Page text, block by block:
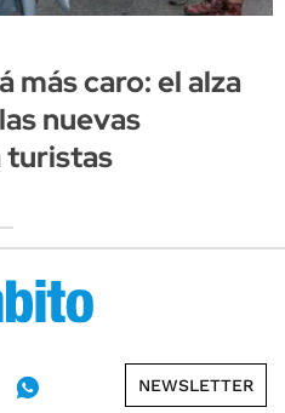
más caro: el alza
nuevas
turistas
NEWSLETTER